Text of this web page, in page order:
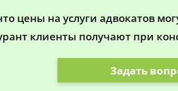
цены на услуги адвокатов
клиенты получают при
Задать